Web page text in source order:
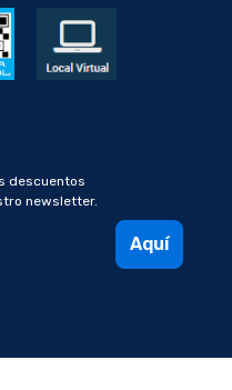
descuentos
newsletter.
Aquí